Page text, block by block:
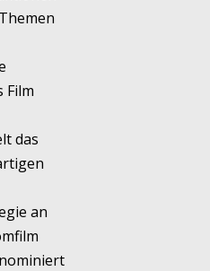
Film
das
an